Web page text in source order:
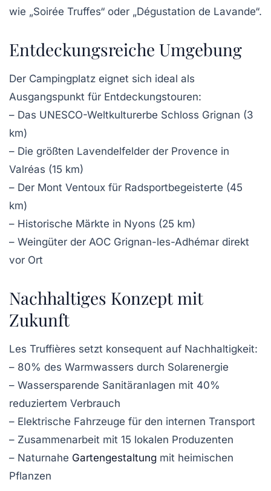
wie „Soirée Truffes“ oder „Dégustation de Lavande“.
Entdeckungsreiche Umgebung
Der Campingplatz eignet sich ideal als
Ausgangspunkt für Entdeckungstouren:
– Das UNESCO-Weltkulturerbe Schloss Grignan (3
km)
– Die größten Lavendelfelder der Provence in
Valréas (15 km)
– Der Mont Ventoux für Radsportbegeisterte (45
km)
– Historische Märkte in Nyons (25 km)
– Weingüter der AOC Grignan-les-Adhémar direkt
vor Ort
Nachhaltiges Konzept mit
Zukunft
Les Truffières setzt konsequent auf Nachhaltigkeit:
– 80% des Warmwassers durch Solarenergie
– Wassersparende Sanitäranlagen mit 40%
reduziertem Verbrauch
– Elektrische Fahrzeuge für den internen Transport
– Zusammenarbeit mit 15 lokalen Produzenten
– Naturnahe Gartengestaltung mit heimischen
Pflanzen